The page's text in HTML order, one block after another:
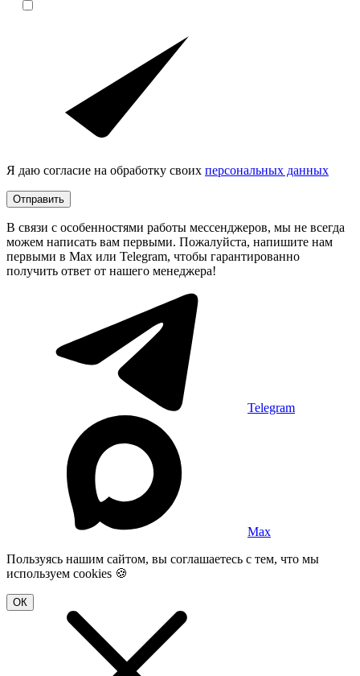
Я даю согласие на обработку своих персональных данных
Отправить
В связи с особенностями работы мессенджеров, мы не всегда
можем написать вам первыми. Пожалуйста, напишите нам
первыми в Max или Telegram, чтобы гарантированно
получить ответ от нашего менеджера!
Telegram
Max
Пользуясь нашим сайтом, вы соглашаетесь с тем, что мы
используем cookies 🍪
ОК